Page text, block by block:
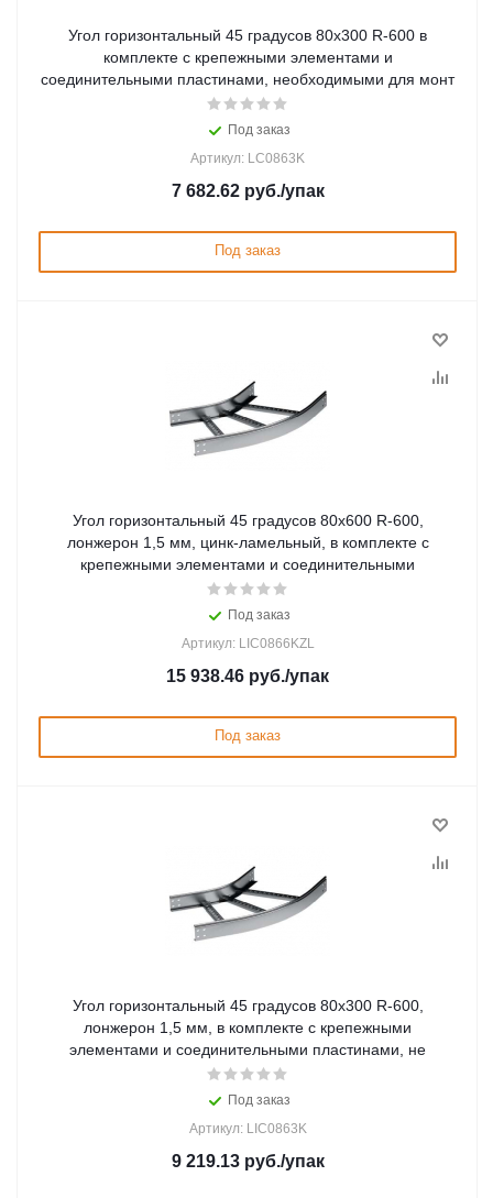
Угол горизонтальный 45 градусов 80x300 R-600 в
комплекте с крепежными элементами и
соединительными пластинами, необходимыми для монт
Под заказ
Артикул: LC0863K
7 682.62руб./упак
Под заказ
Угол горизонтальный 45 градусов 80x600 R-600,
лонжерон 1,5 мм, цинк-ламельный, в комплекте с
крепежными элементами и соединительными
Под заказ
Артикул: LIC0866KZL
15 938.46 руб./упак
Под заказ
Угол горизонтальный 45 градусов 80x300 R-600,
лонжерон 1,5 мм, в комплекте с крепежными
элементами и соединительными пластинами, не
Под заказ
Артикул: LIC0863K
9 219.13руб./упак